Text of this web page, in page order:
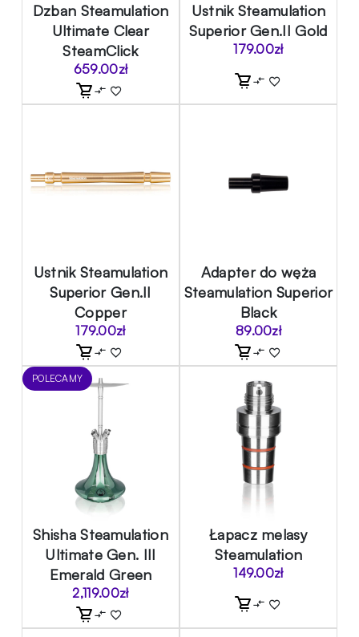
Dzban Steamulation
Ultimate Clear
SteamClick
659.00zł
Ustnik Steamulation
Superior Gen.II Gold
179.00zł
Ustnik Steamulation
Superior Gen.II
Copper
179.00zł
Adapter do węża
Steamulation Superior
Black
89.00zł
POLECAMY
Shisha Steamulation
Ultimate Gen. III
Emerald Green
2,119.00zł
Łapacz melasy
Steamulation
149.00zł